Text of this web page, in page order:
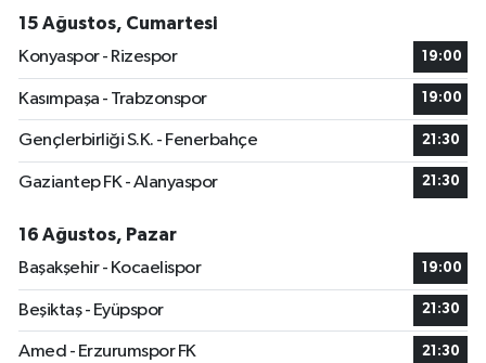
15 Ağustos, Cumartesi
Konyaspor - Rizespor
19:00
Kasımpaşa - Trabzonspor 19:00
Gençlerbirliği S.K. - Fenerbahçe 21:30
Gaziantep FK - Alanyaspor 21:30
16 Ağustos, Pazar
Başakşehir - Kocaelispor
19:00
Beşiktaş - Eyüpspor 21:30
Amed - Erzurumspor FK 21:30